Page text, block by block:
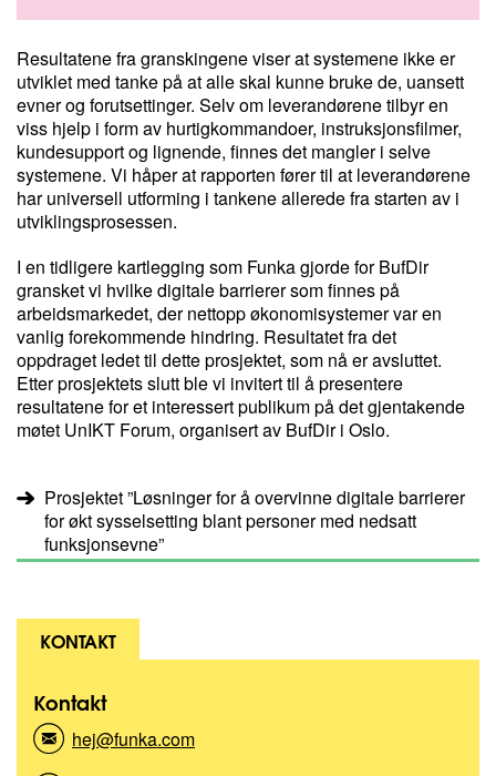
Resultatene fra granskingene viser at systemene ikke er
utviklet med tanke på at alle skal kunne bruke de, uansett
evner og forutsettinger. Selv om leverandørene tilbyr en
viss hjelp i form av hurtigkommandoer, instruksjonsfilmer,
kundesupport og lignende, finnes det mangler i selve
systemene. Vi håper at rapporten fører til at leverandørene
har universell utforming i tankene allerede fra starten av i
utviklingsprosessen.
I en tidligere kartlegging som Funka gjorde for BufDir
gransket vi hvilke digitale barrierer som finnes på
arbeidsmarkedet, der nettopp økonomisystemer var en
vanlig forekommende hindring. Resultatet fra det
oppdraget ledet til dette prosjektet, som nå er avsluttet.
Etter prosjektets slutt ble vi invitert til å presentere
resultatene for et interessert publikum på det gjentakende
møtet UnIKT Forum, organisert av BufDir i Oslo.
Prosjektet ”Løsninger for å overvinne digitale barrierer
for økt sysselsetting blant personer med nedsatt
funksjonsevne”
KONTAKT
Kontakt
hej@funka.com